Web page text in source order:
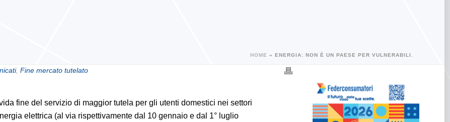
HOME » ENERGIA: NON È UN PAESE PER VULNERABILI.
, Fine mercato tutelato
fine del servizio di maggior tutela per gli utenti domestici nei settori
elettrica (al via rispettivamente dal 10 gennaio e dal 1° luglio